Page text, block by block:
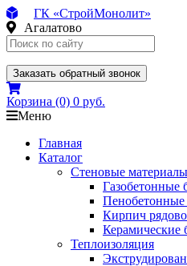
ГК «СтройМонолит»
Агалатово
Заказать обратный звонок
Корзина (0) 0 руб.
Меню
Главная
Каталог
Стеновые материалы
Газобетонные
Пенобетонные
Кирпич
Керамические
Теплоизоляция